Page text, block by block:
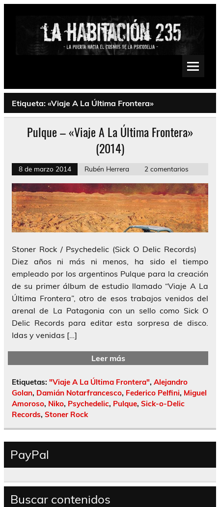
Saltar
Psychedelic, Stoner, Doom, Sludge, Fuzz, Space, Drone
Etiqueta: «Viaje A La Última Frontera»
Pulque – «Viaje A La Última Frontera»
(2014)
8 de marzo 2014 Rubén Herrera 2 comentarios
Stoner Rock / Psychedelic (Sick O Delic Records)
Diez años ni más ni menos, ha sido el tiempo
empleado por los argentinos Pulque para la creación
de su primer álbum de estudio llamado “Viaje A La
Última Frontera”, otro de esos trabajos venidos del
arenal de La Patagonia con un sello como Sick O
Delic Records para editar esta sorpresa de disco.
Idas y venidas […]
Leer más
Etiquetas: "Viaje A La Última Frontera", Alejandro
Golan, Damián Notarfrancesco, Federico Pelfini, Miguel
Amoroso, Niko, Psychedelic, Pulque, Sick-o-Delic
Records, Stoner Rock
PayPal
Buscar contenidos